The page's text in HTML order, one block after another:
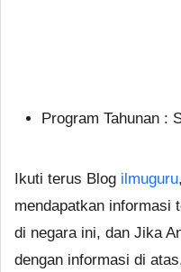
Program Tahunan :
Ikuti terus Blog ilmuguru
mendapatkan informasi
di negara ini, dan Jika
dengan informasi di